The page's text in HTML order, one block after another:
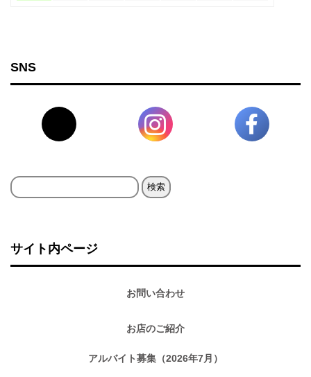
SNS
検
サイト内ページ
お問い合わせ
お店のご紹介
アルバイト募集（2026年7月）